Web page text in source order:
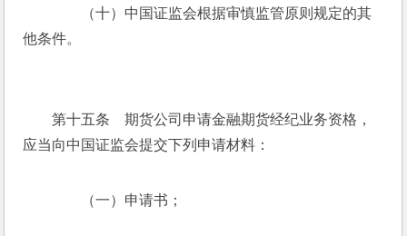
（十）中国证监会根据审慎监管原则规定的其
他条件。
第十五条　期货公司申请金融期货经纪业务资格，
应当向中国证监会提交下列申请材料：
（一）申请书；